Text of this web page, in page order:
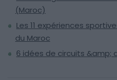
(Maroc)
Les 11 expériences
du Maroc
6 idées de circuits &amp;